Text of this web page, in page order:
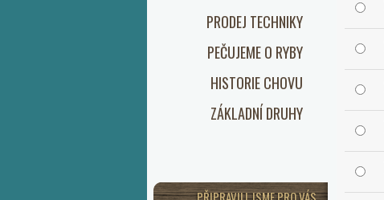
PRODEJ TECHNIKY
PEČUJEME O RYBY
HISTORIE CHOVU
ZÁKLADNÍ DRUHY